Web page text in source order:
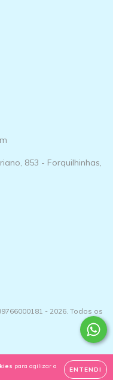
para agilizar a
ENTENDI
853 - Forquilhinhas,
- 2026. Todos os